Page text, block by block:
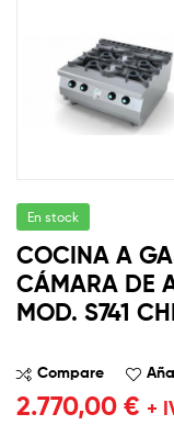
En stock
COCINA A
CÁMARA DE
MOD. S741
Compare
2.770,00 € +